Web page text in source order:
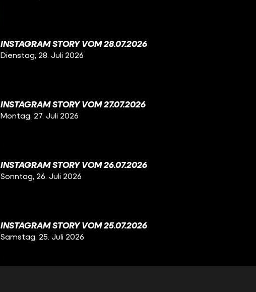
INSTAGRAM STORY VOM 28.07.2026
Dienstag, 28. Juli 2026
INSTAGRAM STORY VOM 27.07.2026
Montag, 27. Juli 2026
INSTAGRAM STORY VOM 26.07.2026
Sonntag, 26. Juli 2026
INSTAGRAM STORY VOM 25.07.2026
Samstag, 25. Juli 2026